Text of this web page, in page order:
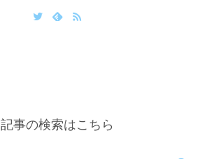
記事の検索はこちら